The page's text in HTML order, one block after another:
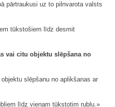
pārtraukusi uz to pilnvarota valsts
tūkstošiem līdz desmit
vai citu objektu slēpšana no
slēpšanu no aplikšanas ar
līdz vienam tūkstotim rubļu.»